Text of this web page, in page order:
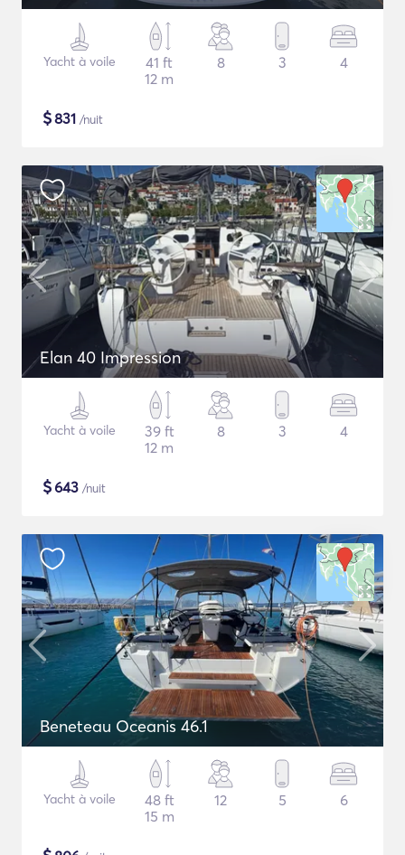
Yacht à voile
41 ft
12 m
8 3 4
$831 /nuit
Elan 40 Impression
Yacht à voile
39 ft
12 m
8 3 4
$643 /nuit
Beneteau Oceanis 46.1
Yacht à voile
48 ft
15 m
12 5 6